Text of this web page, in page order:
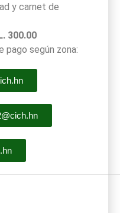
y carnet de
300.00
pago según zona: